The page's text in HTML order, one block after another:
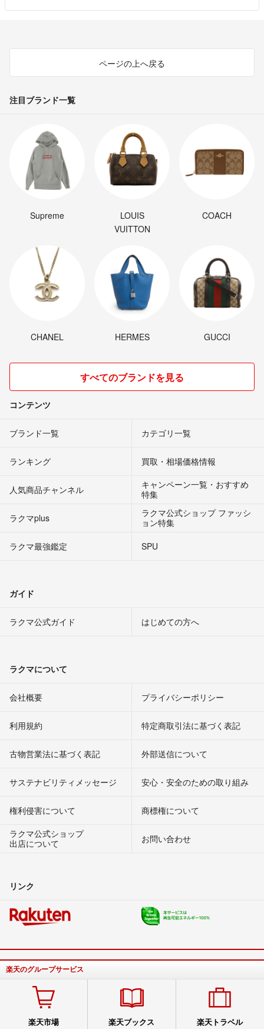
ページの上へ戻る
注目ブランド一覧
Supreme
LOUIS
VUITTON
COACH
CHANEL HERMES GUCCI
すべてのブランドを見る
コンテンツ
ブランド一覧 カテゴリ一覧
ランキング 買取・相場価格情報
人気商品チャンネル
キャンペーン一覧・おすすめ
特集
ラクマplus
ラクマ公式ショップ ファッシ
ョン特集
ラクマ最強鑑定
SPU
ガイド
ラクマ公式ガイド はじめての方へ
ラクマについて
会社概要 プライバシーポリシー
利用規約 特定商取引法に基づく表記
古物営業法に基づく表記 外部送信について
サステナビリティメッセージ 安心・安全のための取り組み
権利侵害について
商標権について
ラクマ公式ショップ
出店について
お問い合わせ
リンク
楽天のグループサービス
楽天市場 楽天ブックス 楽天トラベル